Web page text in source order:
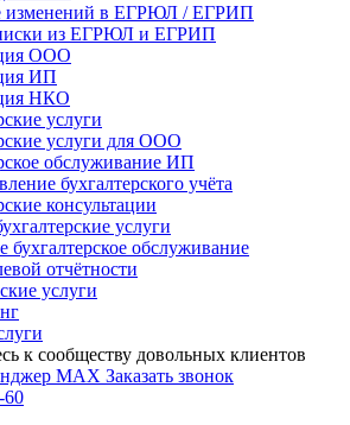
изменений в ЕГРЮЛ / ЕГРИП
из ЕГРЮЛ и ЕГРИП
ООО
ИП
НКО
услуги
услуги для ООО
обслуживание ИП
бухгалтерского учёта
консультации
услуги
бухгалтерское обслуживание
отчётности
услуги
к сообществу довольных клиентов
MAX Заказать звонок
60